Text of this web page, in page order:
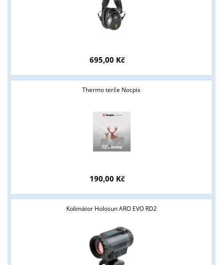
695,00 Kč
Thermo terče Nocpix
190,00 Kč
Kolimátor Holosun ARO EVO RD2